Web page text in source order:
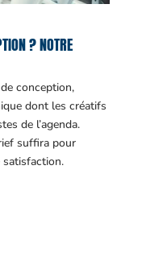
? NOTRE
conception,
dont les créatifs
de l’agenda.
suffira pour